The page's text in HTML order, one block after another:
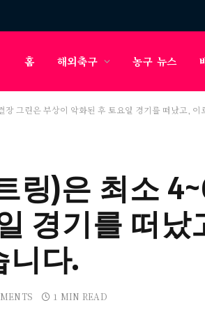
홈 해외축구 농구 뉴스
그린은 부상이 악화된 후 토요일 경기를 떠났고,
링)은 최소
경기를 떠났
니다.
1 MIN READ